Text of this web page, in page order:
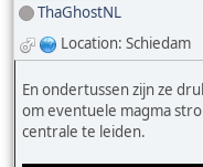
ThaGhostNL
Location: Schiedam
En ondertussen zijn ze
om eventuele magma
centrale te leiden.